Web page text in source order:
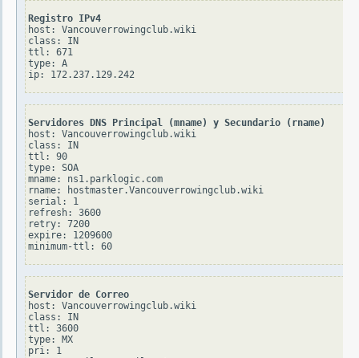
Registro IPv4
host: Vancouverrowingclub.wiki
class: IN
ttl: 671
type: A
Servidores DNS Principal (mname) y Secundario (rname)
host: Vancouverrowingclub.wiki
class: IN
ttl: 90
type: SOA
mname: ns1.parklogic.com
rname: hostmaster.Vancouverrowingclub.wiki
serial: 1
refresh: 3600
retry: 7200
expire: 1209600
Servidor de Correo
host: Vancouverrowingclub.wiki
class: IN
ttl: 3600
type: MX
pri: 1